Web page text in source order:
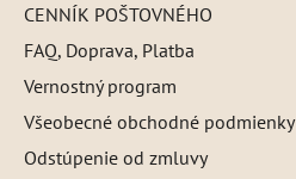
CENNÍK POŠTOVNÉHO
FAQ, Doprava, Platba
Vernostný program
Všeobecné obchodné podmienky
Odstúpenie od zmluvy